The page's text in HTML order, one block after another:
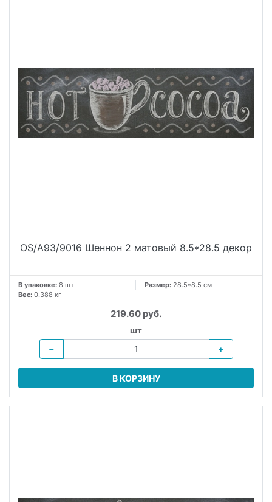
OS/A93/9016 Шеннон 2 матовый 8.5*28.5 декор
В упаковке: 8 шт Размер: 28.5*8.5 см
Вес: 0.388 кг
219.60 руб.
шт
−
+
В КОРЗИНУ